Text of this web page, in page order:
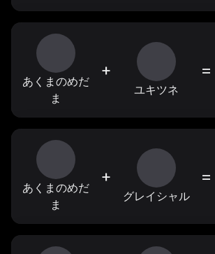
あくまのめだ
ま
+
ユキツネ
=
あくまのめだ
ま
+
グレイシャル
=